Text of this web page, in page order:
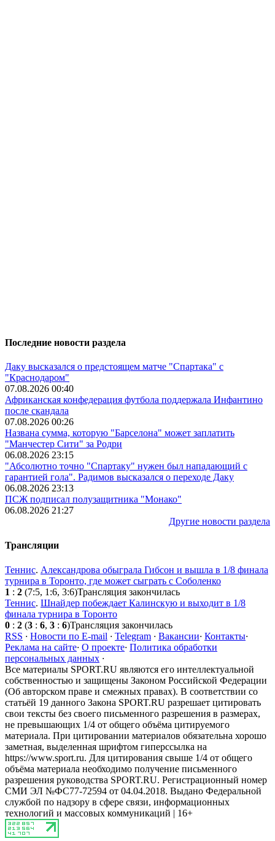
Последние новости раздела
Даку высказался о предстоящем матче "Спартака" с
"Краснодаром"
07.08.2026 00:40
Африканская конфедерация футбола поддержала Инфантино
после скандала
07.08.2026 00:26
Названа сумма, которую "Барселона" может заплатить
"Манчестер Сити" за Родри
06.08.2026 23:15
"Абсолютно точно "Спартаку" нужен был нападающий с
гарантией гола". Радимов высказался о переходе Даку
06.08.2026 23:13
ПСЖ подписал полузащитника "Монако"
06.08.2026 21:27
Другие новости раздела
Трансляции
Теннис. Александрова обыграла Гибсон и вышла в 1/8 финала
турнира в Торонто, где может сыграть с Соболенко
1 : 2 (7:5, 1:6, 3:6)Трансляция закончилась
Теннис. Шнайдер побеждает Калинскую и выходит в 1/8
финала турнира в Торонто
0 : 2 (3 : 6, 3 : 6)Трансляция закончилась
RSS · Новости по E-mail · Telegram · Вакансии· Контакты·
Реклама на сайте· О проекте· Политика обработки
персональных данных ·
Все материалы SPORT.RU являются его интеллектуальной
собственностью и защищены Законом Российской Федерации
(Об авторском праве и смежных правах). В соответствии со
статьёй 19 данного Закона SPORT.RU разрешает цитировать
свои тексты без своего письменного разрешения в размерах,
не превышающих 1/4 от общего объёма цитируемого
материала. При цитировании материалов обязательна хорошо
заметная, выделенная шрифтом гиперссылка на
https://www.sport.ru. Для цитирования свыше 1/4 от общего
объёма материала необходимо получение письменного
разрешения руководства SPORT.RU. Регистрационный номер
СМИ ЭЛ №ФС77-72594 от 04.04.2018. Выдано Федеральной
службой по надзору в сфере связи, информационных
технологий и массовых коммуникаций | 16+